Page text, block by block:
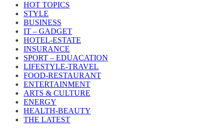
HOT TOPICS
STYLE
BUSINESS
IT – GADGET
HOTEL-ESTATE
INSURANCE
SPORT – EDUACATION
LIFESTYLE​-TRAVEL​
FOOD-RESTAURANT
ENTERTAINMENT
ARTS & CULTURE
ENERGY
HEALTH​-BEAUTY
THE LATEST